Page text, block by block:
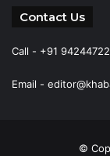
Contact Us
Call - +91
Email -
©